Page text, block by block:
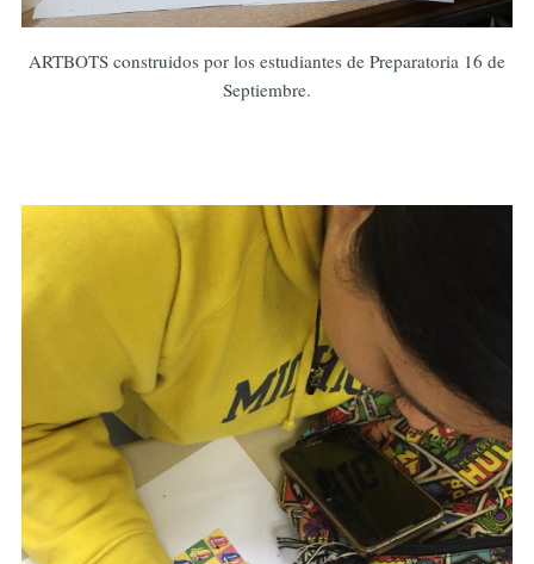
ARTBOTS construidos por los estudiantes de Preparatoria 16 de
Septiembre.